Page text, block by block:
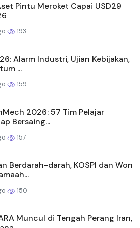
Pintu Meroket Capai USD29
193
Alarm Industri, Ujian Kebijakan,
...
159
2026: 57 Tim Pelajar
Bersaing...
157
Berdarah-darah, KOSPI dan Won
150
Muncul di Tengah Perang Iran,